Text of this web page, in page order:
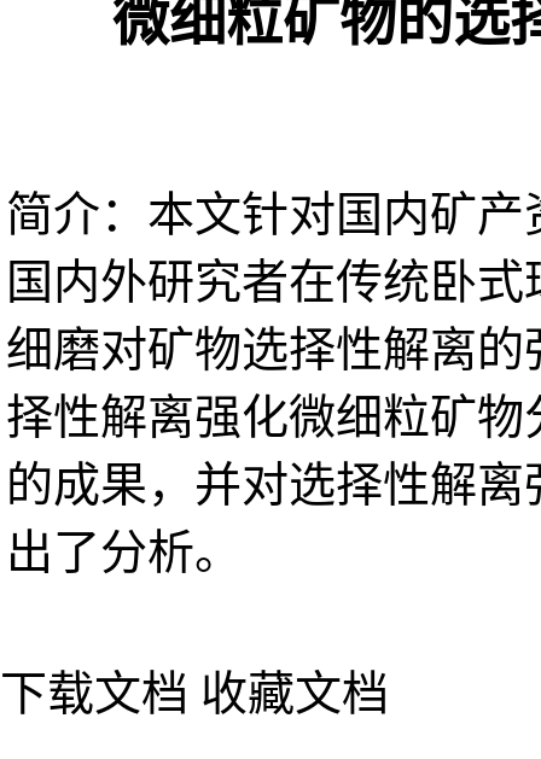
微细粒矿物的选
简介：本文针对国内矿
国内外研究者在传统卧
细磨对矿物选择性解离
择性解离强化微细粒矿
的成果，并对选择性解
出了分析。
下载文档 收藏文档